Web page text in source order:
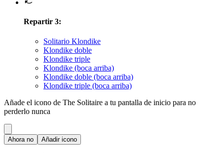
Repartir 3:
Solitario Klondike
Klondike doble
Klondike triple
Klondike (boca arriba)
Klondike doble (boca arriba)
Klondike triple (boca arriba)
Añade el icono de The Solitaire a tu pantalla de inicio para no
perderlo nunca
Ahora no Añadir icono